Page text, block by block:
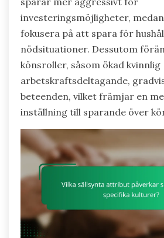
investeringsmöjligheter,
fokusera på att spara för
nödsituationer. Dessutom
könsroller, såsom ökad kvinnlig
arbetskraftsdeltagande,
beteenden, vilket främjar en
inställning till sparande över